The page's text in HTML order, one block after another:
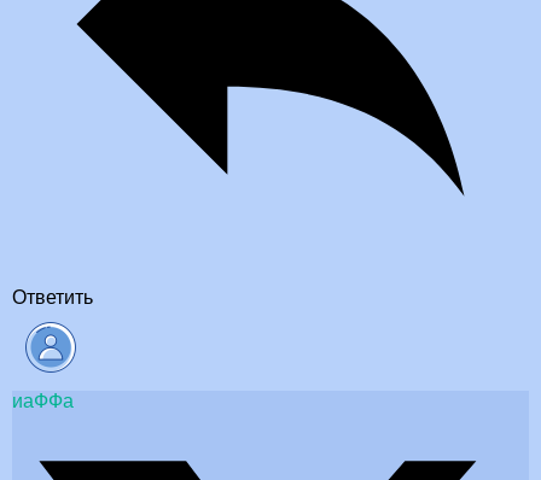
Ответить
иаФФа